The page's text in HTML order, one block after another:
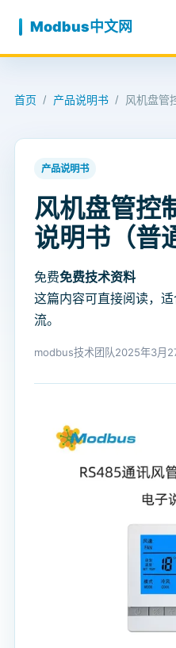
Modbus中文网
首页 / 产品说明书 / 风机盘管
产品说明书
风机盘管控
说明书（普
免费免费技术资料
这篇内容可直接阅读，
流。
modbus技术团队2025年3月